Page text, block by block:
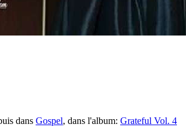
dans Gospel, dans l'album: Grateful Vol. 4